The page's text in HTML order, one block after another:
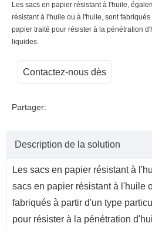
Les sacs en papier résistant à l'huile,
résistant à l'huile ou à l'huile, sont
papier traité pour résister à la pénétration
liquides.
Contactez-nous dès
Partager:
Description de la solution
Les sacs en papier résistant à
sacs en papier résistant à l'huile
fabriqués à partir d'un type
pour résister à la pénétration